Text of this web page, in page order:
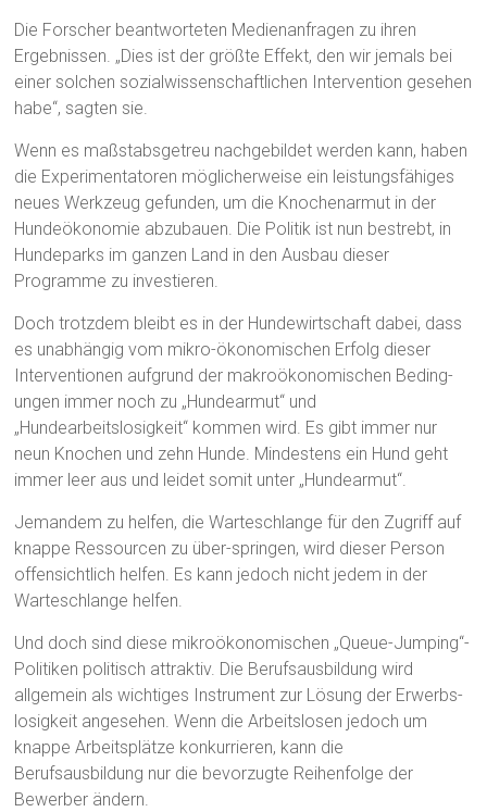
Die Forscher beantworteten Medienanfragen zu ihren
Ergebnissen. „Dies ist der größte Effekt, den wir jemals bei
einer solchen sozialwissenschaftlichen Intervention gesehen
habe“, sagten sie.
Wenn es maßstabsgetreu nachgebildet werden kann, haben
die Experimentatoren möglicherweise ein leistungsfähiges
neues Werkzeug gefunden, um die Knochenarmut in der
Hundeökonomie abzubauen. Die Politik ist nun bestrebt, in
Hundeparks im ganzen Land in den Ausbau dieser
Programme zu investieren.
Doch trotzdem bleibt es in der Hundewirtschaft dabei, dass
es unabhängig vom mikro-ökonomischen Erfolg dieser
Interventionen aufgrund der makroökonomischen Beding-
ungen immer noch zu „Hundearmut“ und
„Hundearbeitslosigkeit“ kommen wird. Es gibt immer nur
neun Knochen und zehn Hunde. Mindestens ein Hund geht
immer leer aus und leidet somit unter „Hundearmut“.
Jemandem zu helfen, die Warteschlange für den Zugriff auf
knappe Ressourcen zu über-springen, wird dieser Person
offensichtlich helfen. Es kann jedoch nicht jedem in der
Warteschlange helfen.
Und doch sind diese mikroökonomischen „Queue-Jumping“-
Politiken politisch attraktiv. Die Berufsausbildung wird
allgemein als wichtiges Instrument zur Lösung der Erwerbs-
losigkeit angesehen. Wenn die Arbeitslosen jedoch um
knappe Arbeitsplätze konkurrieren, kann die
Berufsausbildung nur die bevorzugte Reihenfolge der
Bewerber ändern.